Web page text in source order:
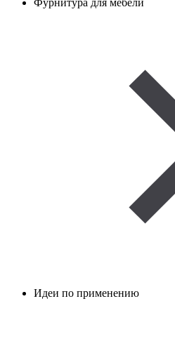
Фурнитура для мебели
Идеи по применению